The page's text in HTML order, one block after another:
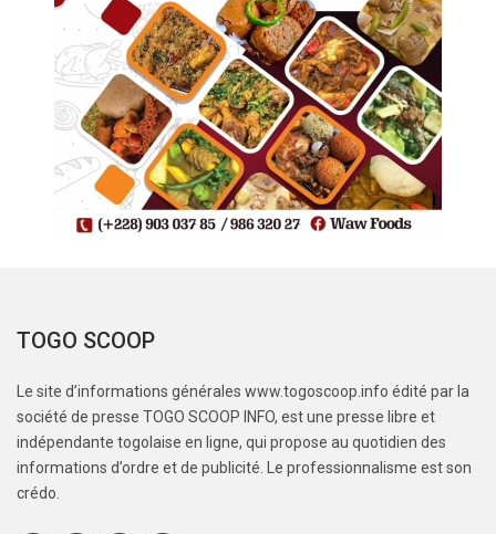
TOGO SCOOP
Le site d’informations générales www.togoscoop.info édité par la
société de presse TOGO SCOOP INFO, est une presse libre et
indépendante togolaise en ligne, qui propose au quotidien des
informations d’ordre et de publicité. Le professionnalisme est son
crédo.